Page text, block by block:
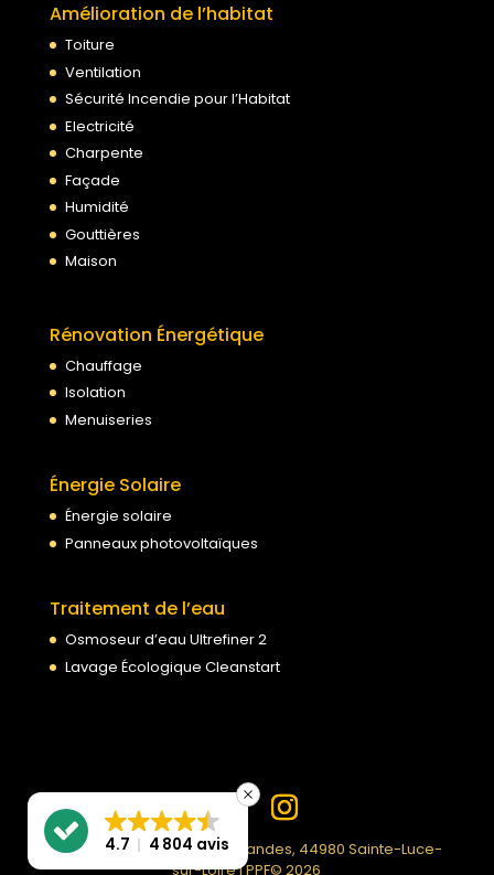
Amélioration de l’habitat
Toiture
Ventilation
Sécurité Incendie pour l’Habitat
Electricité
Charpente
Façade
Humidité
Gouttières
Maison
Rénovation Énergétique
Chauffage
Isolation
Menuiseries
Énergie Solaire
Énergie solaire
Panneaux photovoltaïques
Traitement de l’eau
Osmoseur d’eau Ultrefiner 2
Lavage Écologique Cleanstart
PPF | 99 Rue du Moulin des Landes, 44980 Sainte-Luce-
sur-Loire | PPF© 2026
4.7 4 804 avis